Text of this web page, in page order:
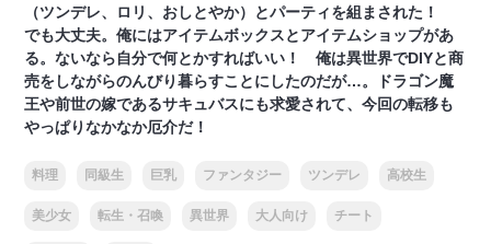
（ツンデレ、ロリ、おしとやか）とパーティを組まされた！
でも大丈夫。俺にはアイテムボックスとアイテムショップがあ
る。ないなら自分で何とかすればいい！ 俺は異世界でDIYと商
売をしながらのんびり暮らすことにしたのだが…。ドラゴン魔
王や前世の嫁であるサキュバスにも求愛されて、今回の転移も
やっぱりなかなか厄介だ！
料理 同級生 巨乳 ファンタジー ツンデレ 高校生
美少女 転生・召喚 異世界 大人向け チート